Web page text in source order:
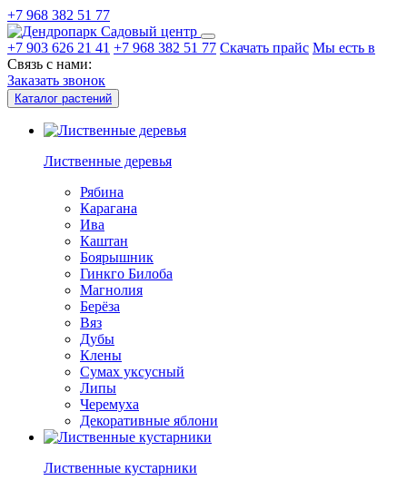
+7 968 382 51 77
Садовый центр
+7 903 626 21 41 +7 968 382 51 77 Скачать прайс Мы есть в
Связь с нами:
Заказать звонок
Каталог растений
Лиственные деревья
Рябина
Карагана
Ива
Каштан
Боярышник
Гинкго Билоба
Магнолия
Берёза
Вяз
Дубы
Клены
Сумах уксусный
Липы
Черемуха
Декоративные яблони
Лиственные кустарники